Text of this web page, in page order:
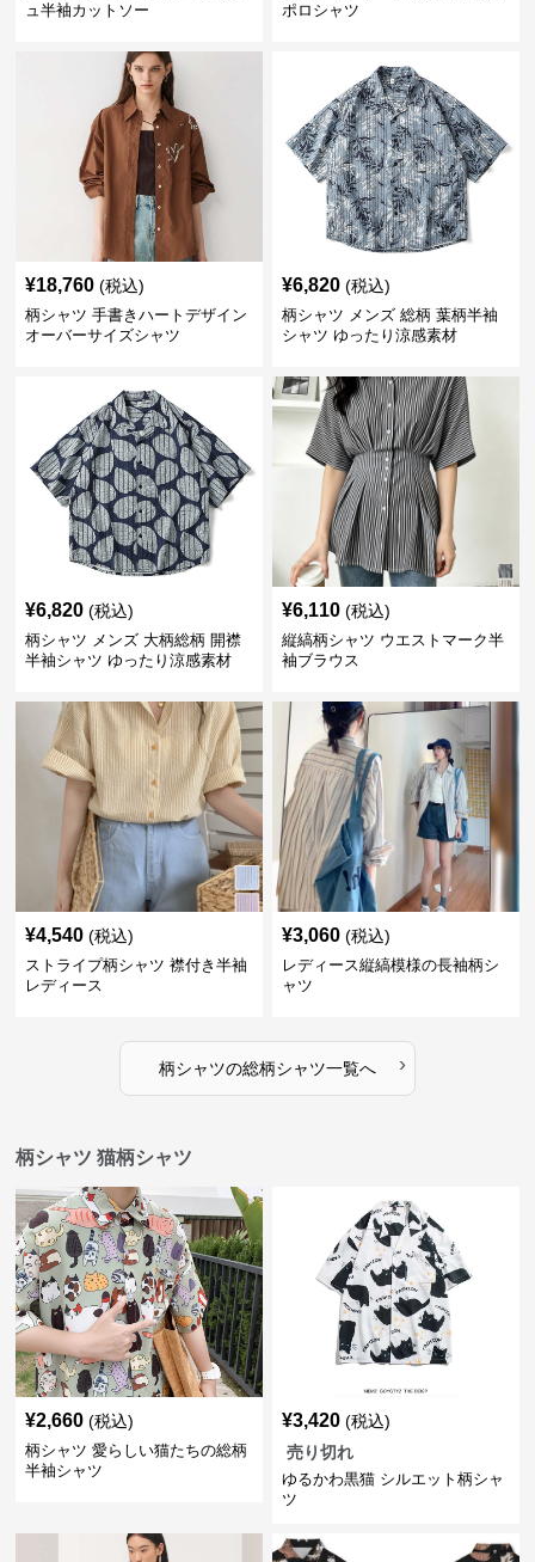
ュ半袖カットソー
ポロシャツ
¥18,760 (税込)
柄シャツ 手書きハートデザイン
オーバーサイズシャツ
¥6,820 (税込)
柄シャツ メンズ 総柄 葉柄半袖
シャツ ゆったり涼感素材
¥6,820 (税込)
柄シャツ メンズ 大柄総柄 開襟
半袖シャツ ゆったり涼感素材
¥6,110 (税込)
縦縞柄シャツ ウエストマーク半
袖ブラウス
¥4,540 (税込)
ストライプ柄シャツ 襟付き半袖
レディース
¥3,060 (税込)
レディース縦縞模様の長袖柄シ
ャツ
柄シャツの総柄シャツ一覧へ ›
柄シャツ 猫柄シャツ
¥2,660 (税込)
柄シャツ 愛らしい猫たちの総柄
半袖シャツ
¥3,420 (税込)
売り切れ
ゆるかわ黒猫 シルエット柄シャ
ツ